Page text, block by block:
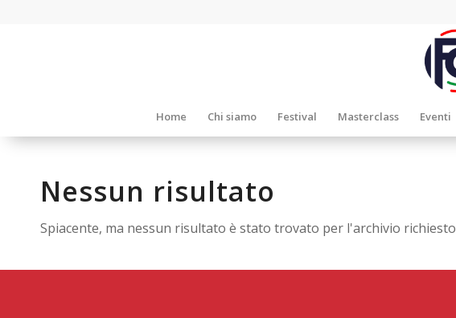
Home Chi siamo Festival Masterclass Eventi
Nessun risultato
Spiacente, ma nessun risultato è stato trovato per l'archivio richiesto